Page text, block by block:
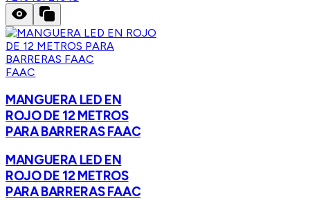
FAAC
MANGUERA LED EN
ROJO DE 12 METROS
PARA BARRERAS FAAC
MANGUERA LED EN
ROJO DE 12 METROS
PARA BARRERAS FAAC